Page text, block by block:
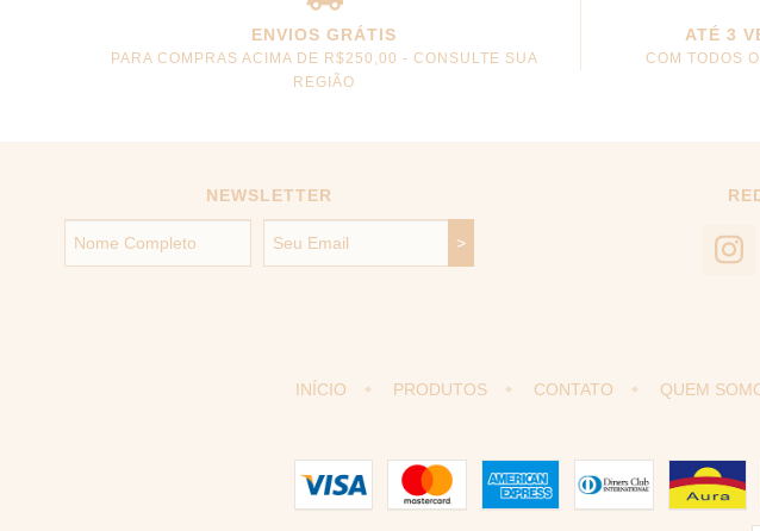
ENVIOS GRÁTIS
PARA COMPRAS ACIMA DE R$250,00 - CONSULTE SUA
REGIÃO
ATÉ 3
COM TODOS
NEWSLETTER
INÍCIO PRODUTOS CONTATO QUEM